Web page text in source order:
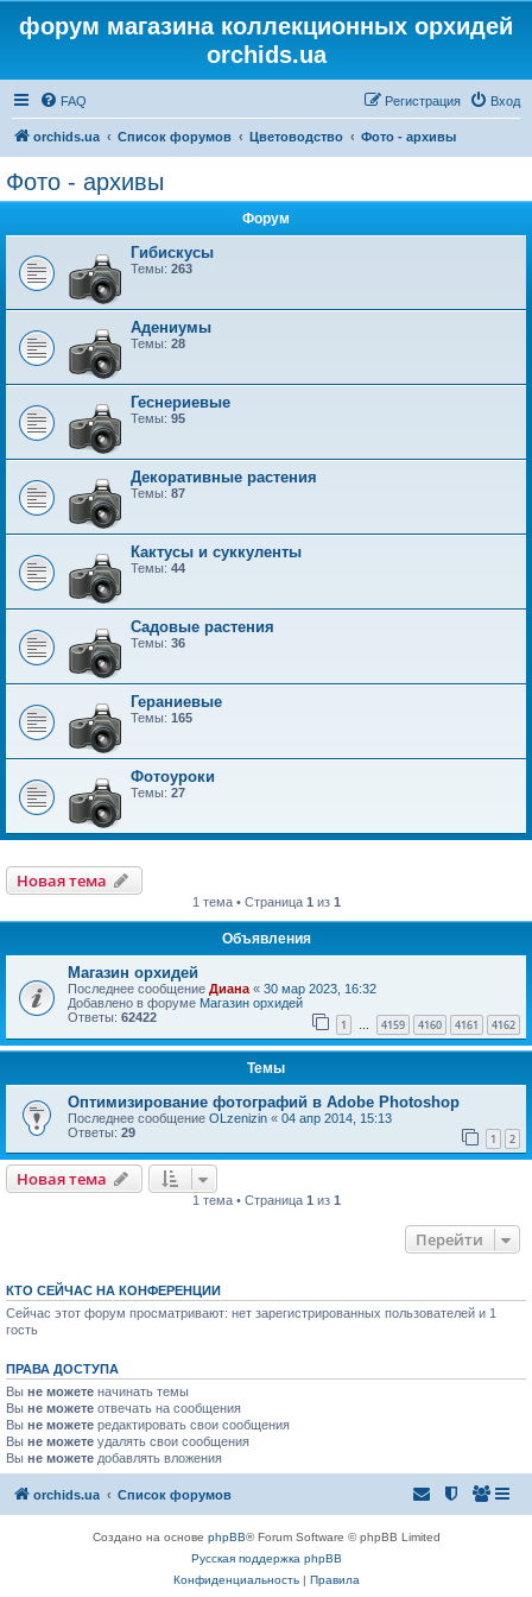
форум магазина коллекционных орхидей
orchids.ua
FAQ Вход
Регистрация
orchids.ua Список форумов Цветоводство Фото - архивы
Фото - архивы
Форум
Гибискусы
Темы: 263
Адениумы
Темы: 28
Геснериевые
Темы: 95
Декоративные растения
Темы: 87
Кактусы и суккуленты
Темы: 44
Садовые растения
Темы: 36
Гераниевые
Темы: 165
Фотоуроки
Темы: 27
Новая тема
1 тема • Страница 1 из 1
Объявления
Магазин орхидей
Последнее сообщение Диана « 30 мар 2023, 16:32
Добавлено в форуме Магазин орхидей
Ответы: 62422 1 … 4159 4160 4161 4162
Темы
Оптимизирование фотографий в Adobe Photoshop
Последнее сообщение OLzenizin « 04 апр 2014, 15:13
Ответы: 29 1 2
Новая тема
1 тема • Страница 1 из 1
Перейти
КТО СЕЙЧАС НА КОНФЕРЕНЦИИ
Сейчас этот форум просматривают: нет зарегистрированных пользователей и 1
гость
ПРАВА ДОСТУПА
Вы не можете начинать темы
Вы не можете отвечать на сообщения
Вы не можете редактировать свои сообщения
Вы не можете удалять свои сообщения
Вы не можете добавлять вложения
orchids.ua Список форумов
Создано на основе phpBB® Forum Software © phpBB Limited
Русская поддержка phpBB
Конфиденциальность| Правила